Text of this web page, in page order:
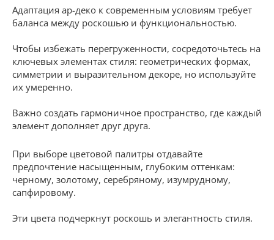
Адаптация ар-деко к современным условиям требует
баланса между роскошью и функциональностью.
Чтобы избежать перегруженности, сосредоточьтесь на
ключевых элементах стиля: геометрических формах,
симметрии и выразительном декоре, но используйте
их умеренно.
Важно создать гармоничное пространство, где каждый
элемент дополняет друг друга.
При выборе цветовой палитры отдавайте
предпочтение насыщенным, глубоким оттенкам:
черному, золотому, серебряному, изумрудному,
сапфировому.
Эти цвета подчеркнут роскошь и элегантность стиля.